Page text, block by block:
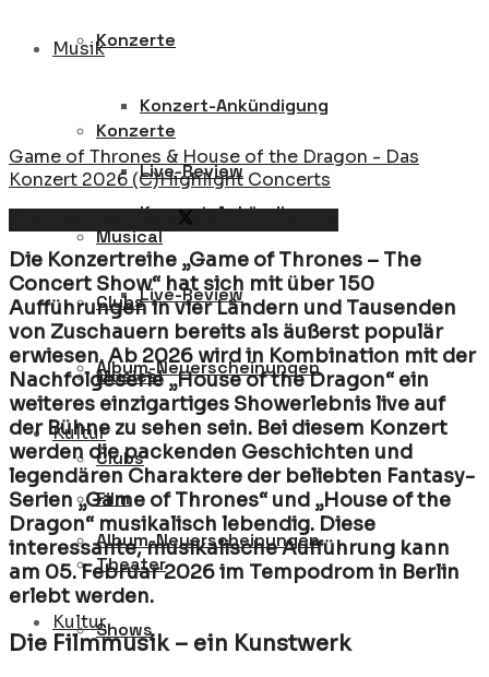
Musik
Konzerte
Konzert-Ankündigung
Live-Review
Musical
Clubs
Album-Neuerscheinungen
Kultur
Konzerte
Konzert-Ankündigung
Live-Review
Musical
Clubs
Album-Neuerscheinungen
Kultur
Film
Theater
Shows
Game of Thrones & House of the Dragon - Das
Konzert 2026 (C)Highlight Concerts
Die Konzertreihe „Game of Thrones – The
Concert Show“ hat sich mit über 150
Aufführungen in vier Ländern und Tausenden
von Zuschauern bereits als äußerst populär
erwiesen. Ab 2026 wird in Kombination mit der
Nachfolgeserie „House of the Dragon“ ein
weiteres einzigartiges Showerlebnis live auf
der Bühne zu sehen sein. Bei diesem Konzert
werden die packenden Geschichten und
legendären Charaktere der beliebten Fantasy-
Serien „Game of Thrones“ und „House of the
Dragon“ musikalisch lebendig. Diese
interessante, musikalische Aufführung kann
am 05. Februar 2026 im Tempodrom in Berlin
erlebt werden.
Die Filmmusik – ein Kunstwerk